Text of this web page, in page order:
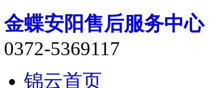
金蝶安阳售后服务中心
0372-5369117
锦云首页